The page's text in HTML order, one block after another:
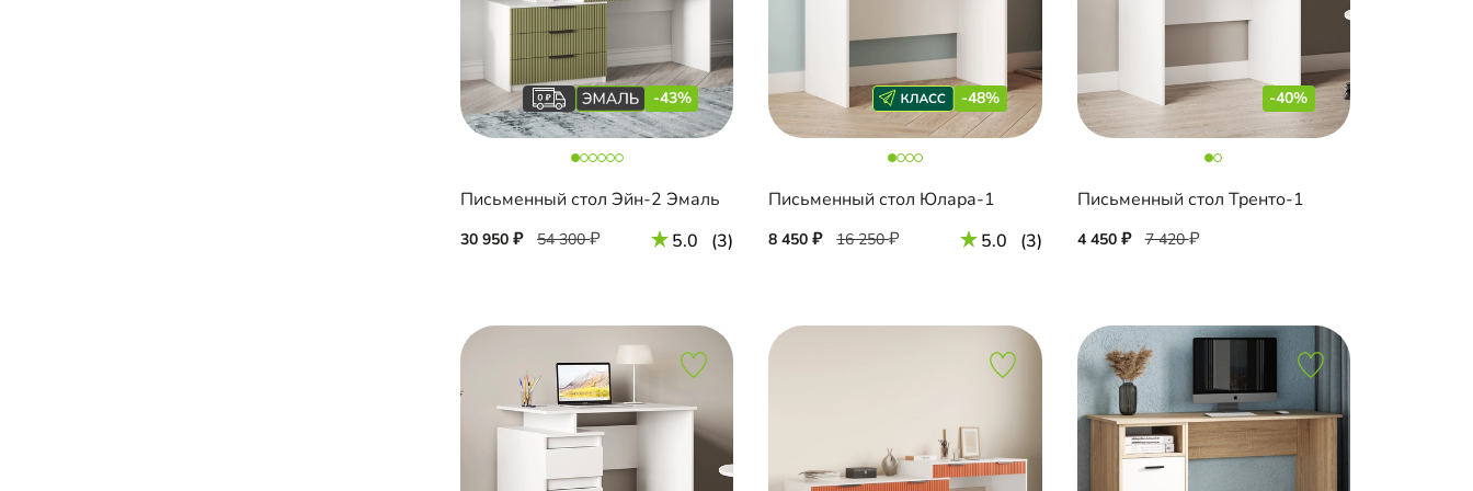
-43%
Письменный стол Эйн-2 Эмаль
30 950 54 300 5.0 (3)
-48%
Письменный стол Юлара-1
8 450 16 250 5.0 (3)
-40%
Письменный стол Тренто-1
4 450 7 420